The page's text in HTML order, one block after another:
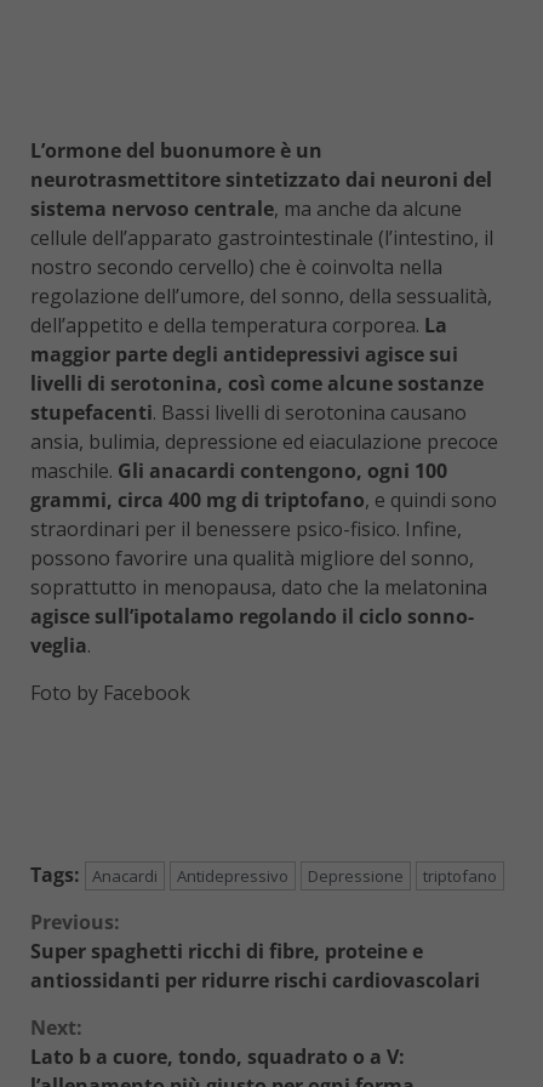
L’ormone del buonumore è un
neurotrasmettitore sintetizzato dai neuroni del
sistema nervoso centrale, ma anche da alcune
cellule dell’apparato gastrointestinale (l’intestino, il
nostro secondo cervello) che è coinvolta nella
regolazione dell’umore, del sonno, della sessualità,
dell’appetito e della temperatura corporea. La
maggior parte degli antidepressivi agisce sui
livelli di serotonina, così come alcune sostanze
stupefacenti. Bassi livelli di serotonina causano
ansia, bulimia, depressione ed eiaculazione precoce
maschile. Gli anacardi contengono, ogni 100
grammi, circa 400 mg di triptofano, e quindi sono
straordinari per il benessere psico-fisico. Infine,
possono favorire una qualità migliore del sonno,
soprattutto in menopausa, dato che la melatonina
agisce sull’ipotalamo regolando il ciclo sonno-
veglia.
Foto by Facebook
Tags: Anacardi Antidepressivo Depressione triptofano
Continue
Reading
Previous:
Super spaghetti ricchi di fibre, proteine e
antiossidanti per ridurre rischi cardiovascolari
Next:
Lato b a cuore, tondo, squadrato o a V: